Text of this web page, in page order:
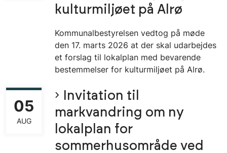
kulturmiljøet på Alrø
Kommunalbestyrelsen vedtog på møde
den 17. marts 2026 at der skal udarbejdes
et forslag til lokalplan med bevarende
bestemmelser for kulturmiljøet på Alrø.
Invitation til
markvandring om ny
lokalplan for
sommerhusområde ved
05
AUG